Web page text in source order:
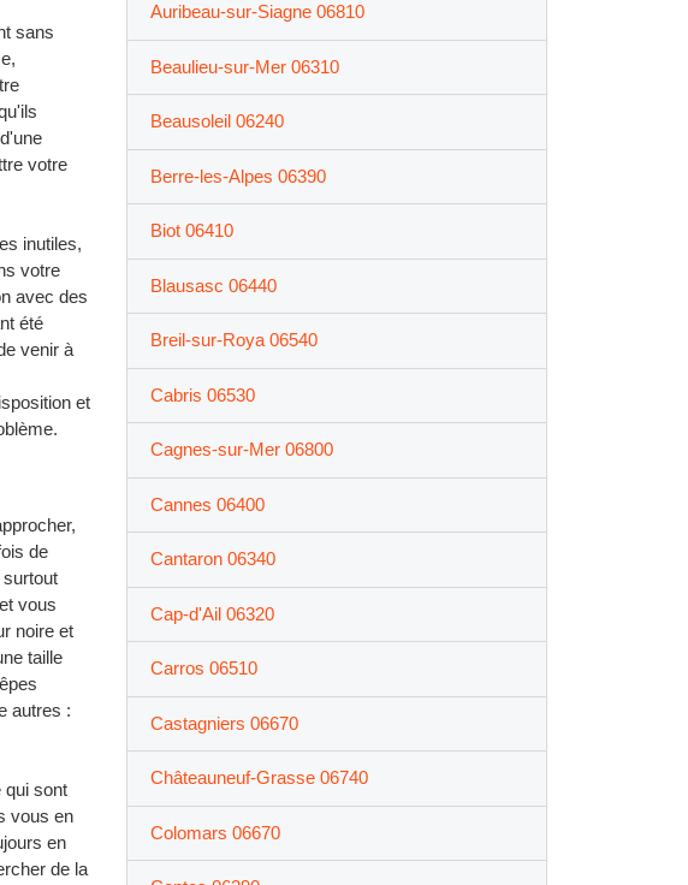
sans
votre
inutiles,
votre
avec des
été
venir à
et
de
vous
noire et
taille
autres :
qui sont
vous en
en
de la
Auribeau-sur-Siagne 06810
Beaulieu-sur-Mer 06310
Beausoleil 06240
Berre-les-Alpes 06390
Biot 06410
Blausasc 06440
Breil-sur-Roya 06540
Cabris 06530
Cagnes-sur-Mer 06800
Cannes 06400
Cantaron 06340
Cap-d'Ail 06320
Carros 06510
Castagniers 06670
Châteauneuf-Grasse 06740
Colomars 06670